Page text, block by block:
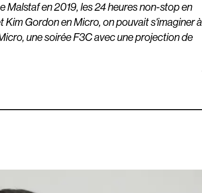
Malstaf en 2019, les 24 heures non-stop en
Kim Gordon en Micro, on pouvait s'imaginer à
une soirée F3C avec une projection de